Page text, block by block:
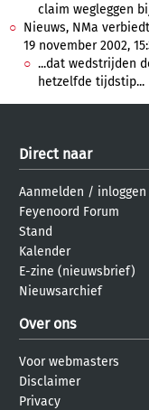
claim wegleggen
Nieuws, NMa
19 november 2002,
...dat wedstrijden
hetzelfde tijdstip...
Direct naar
Aanmelden / inloggen
Feyenoord Forum
Stand
Kalender
E-zine (nieuwsbrief)
Nieuwsarchief
Over ons
Voor webmasters
Disclaimer
Privacy